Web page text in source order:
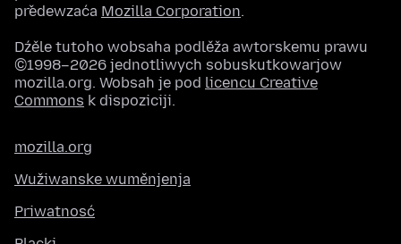
předewzaća Mozilla Corporation.
Dźěle tutoho wobsaha podlěža awtorskemu prawu
©1998–2026 jednotliwych sobuskutkowarjow
mozilla.org. Wobsah je pod licencu Creative
Commons k dispoziciji.
mozilla.org
Wužiwanske wuměnjenja
Priwatnosć